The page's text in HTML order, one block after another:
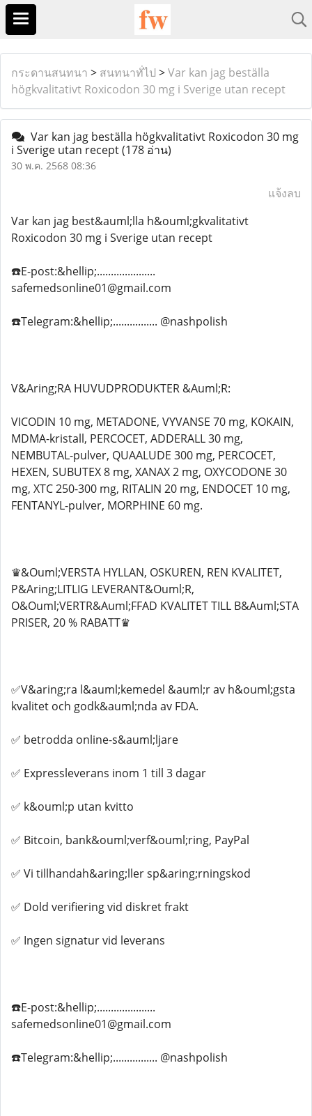
กระดานสนทนา > สนทนาทั่ไป >Var kan jag beställa
högkvalitativt Roxicodon 30 mg i Sverige utan recept
Var kan jag beställa högkvalitativt Roxicodon 30 mg
i Sverige utan recept(178 อ่าน)
30 พ.ค. 2568 08:36
แจ้งลบ
Var kan jag best&auml;lla h&ouml;gkvalitativt
Roxicodon 30 mg i Sverige utan recept
☎️E-post:&hellip;.....................
safemedsonline01@gmail.com
☎️Telegram:&hellip;................ @nashpolish
V&Aring;RA HUVUDPRODUKTER &Auml;R:
VICODIN 10 mg, METADONE, VYVANSE 70 mg, KOKAIN,
MDMA-kristall, PERCOCET, ADDERALL 30 mg,
NEMBUTAL-pulver, QUAALUDE 300 mg, PERCOCET,
HEXEN, SUBUTEX 8 mg, XANAX 2 mg, OXYCODONE 30
mg, XTC 250-300 mg, RITALIN 20 mg, ENDOCET 10 mg,
FENTANYL-pulver, MORPHINE 60 mg.
♛&Ouml;VERSTA HYLLAN, OSKUREN, REN KVALITET,
P&Aring;LITLIG LEVERANT&Ouml;R,
O&Ouml;VERTR&Auml;FFAD KVALITET TILL B&Auml;STA
PRISER, 20 % RABATT♛
✅V&aring;ra l&auml;kemedel &auml;r av h&ouml;gsta
kvalitet och godk&auml;nda av FDA.
✅ betrodda online-s&auml;ljare
✅ Expressleverans inom 1 till 3 dagar
✅ k&ouml;p utan kvitto
✅ Bitcoin, bank&ouml;verf&ouml;ring, PayPal
✅ Vi tillhandah&aring;ller sp&aring;rningskod
✅ Dold verifiering vid diskret frakt
✅ Ingen signatur vid leverans
☎️E-post:&hellip;.....................
safemedsonline01@gmail.com
☎️Telegram:&hellip;................ @nashpolish